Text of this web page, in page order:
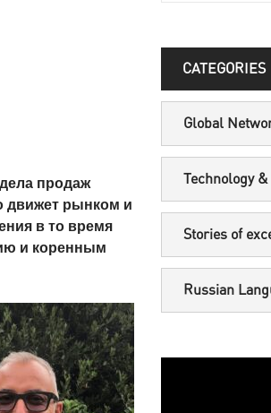
продаж
движет рынком и
в то время
и коренным
CATEGORIES
Global
Technology
Stories of
Russian